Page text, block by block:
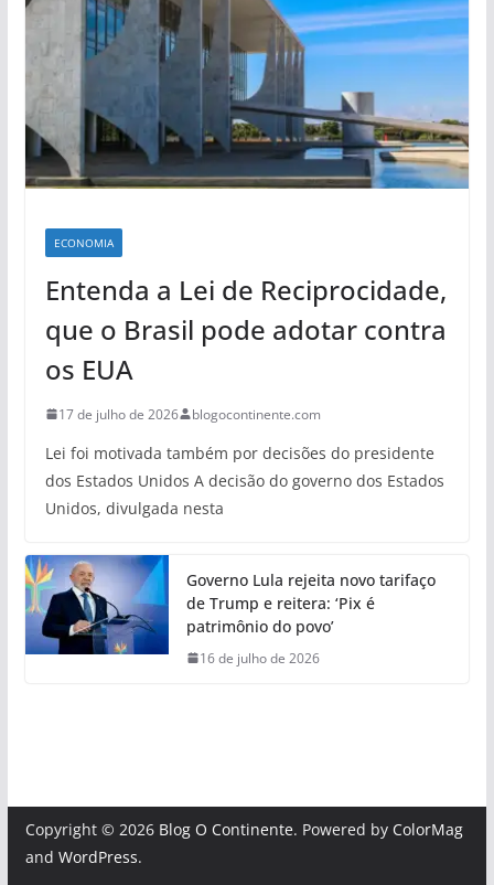
ECONOMIA
Entenda a Lei de Reciprocidade,
que o Brasil pode adotar contra
os EUA
17 de julho de 2026 blogocontinente.com
Lei foi motivada também por decisões do presidente
dos Estados Unidos A decisão do governo dos Estados
Unidos, divulgada nesta
Governo Lula rejeita novo tarifaço
de Trump e reitera: ‘Pix é
patrimônio do povo’
16 de julho de 2026
Copyright © 2026 Blog O Continente. Powered by ColorMag
and WordPress.